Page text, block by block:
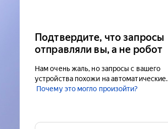
Подтвердите, что запросы
отправляли вы, а не робот
Нам очень жаль, но запросы с вашего
устройства похожи на автоматические.
Почему это могло произойти?